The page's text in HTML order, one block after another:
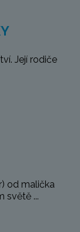
Její rodiče
od malička
světě ...